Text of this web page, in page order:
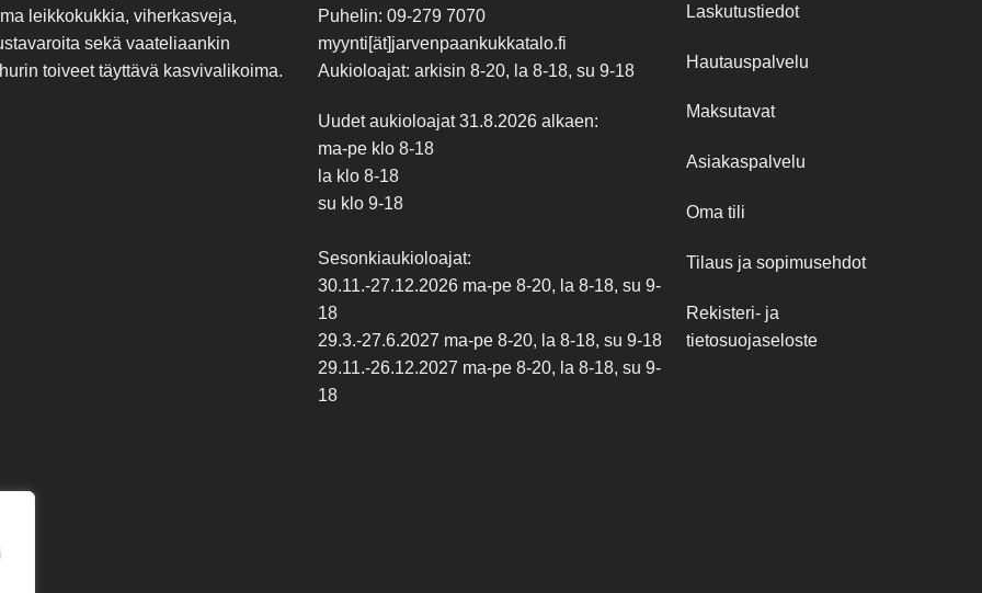
leikkokukkia, viherkasveja,
sekä vaateliaankin
toiveet täyttävä kasvivalikoima.
Puhelin: 09-279 7070
myynti[ät]jarvenpaankukkatalo.fi
Aukioloajat: arkisin 8-20, la 8-18, su 9-18
Uudet aukioloajat 31.8.2026 alkaen:
ma-pe klo 8-18
la klo 8-18
su klo 9-18
Sesonkiaukioloajat:
30.11.-27.12.2026 ma-pe 8-20, la 8-18, su 9-
18
29.3.-27.6.2027 ma-pe 8-20, la 8-18, su 9-18
29.11.-26.12.2027 ma-pe 8-20, la 8-18, su 9-
18
Laskutustiedot
Hautauspalvelu
Maksutavat
Asiakaspalvelu
Oma tili
Tilaus ja sopimusehdot
Rekisteri- ja
tietosuojaseloste